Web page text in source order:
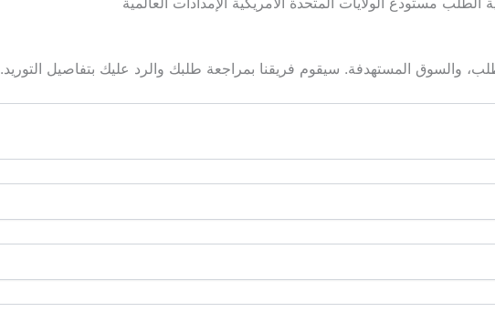
والسوق المستهدفة. سيقوم فريقنا بمراجعة طلبك والرد عليك بتفاصيل التوريد.